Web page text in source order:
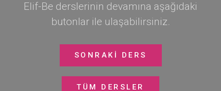
Elif-Be derslerinin devamına aşağıdaki
butonlar ile ulaşabilirsiniz.
SONRAKİ DERS
TÜM DERSLER